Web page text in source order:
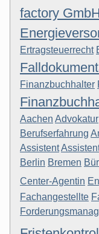
factory GmbH
Ertragsteuerrecht
Finanzbuchhalter
Aachen Advokatur
Berufserfahrung
Assistent
Berlin Bremen
Center-Agentin
Fachangestellte